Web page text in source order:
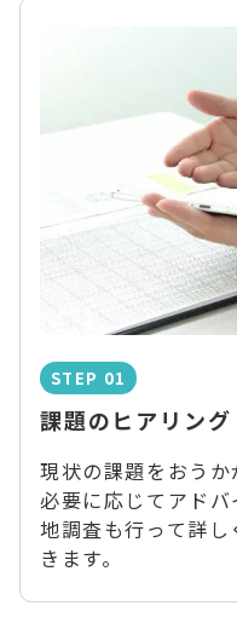
STEP 01
課題のヒアリング
現状の課題をおうか
必要に応じてアド
地調査も行って詳
きます。